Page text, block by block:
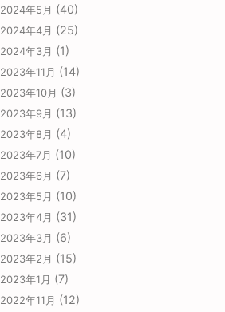
2024年5月 (40)
2024年4月 (25)
2024年3月 (1)
2023年11月 (14)
2023年10月 (3)
2023年9月 (13)
2023年8月 (4)
2023年7月 (10)
2023年6月 (7)
2023年5月 (10)
2023年4月 (31)
2023年3月 (6)
2023年2月 (15)
2023年1月 (7)
2022年11月 (12)